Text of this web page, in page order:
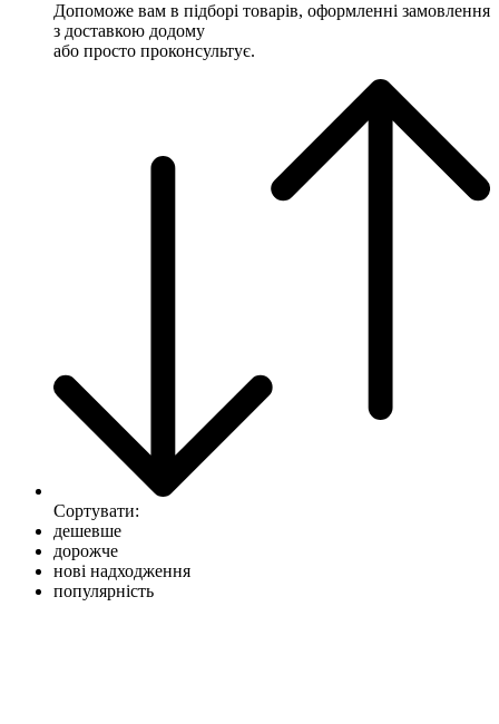
Допоможе вам в підборі товарів, оформленні замовлення
з доставкою додому
або просто проконсультує.
Сортувати:
дешевше
дорожче
нові надходження
популярність